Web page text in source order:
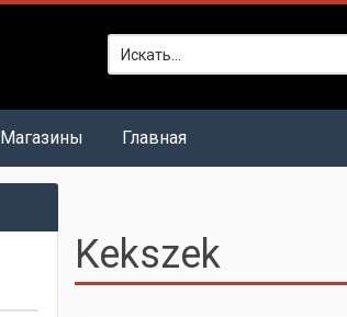
Mагазины Главная
Kekszek